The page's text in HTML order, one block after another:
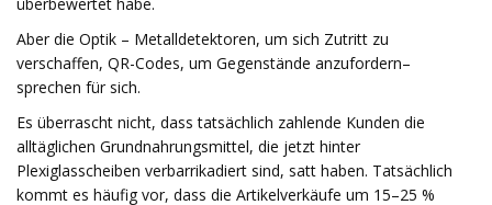
Aber die Optik – Metalldetektoren, um sich Zutritt zu
verschaffen, QR-Codes, um Gegenstände anzufordern–
sprechen für sich.
Es überrascht nicht, dass tatsächlich zahlende Kunden die
alltäglichen Grundnahrungsmittel, die jetzt hinter
Plexiglasscheiben verbarrikadiert sind, satt haben. Tatsächlich
kommt es häufig vor, dass die Artikelverkäufe um 15–25 %